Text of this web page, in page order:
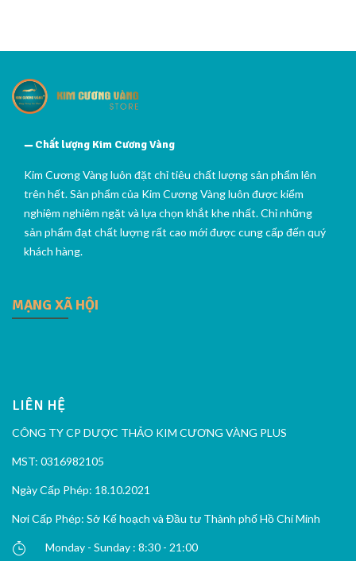
Chất lượng Kim Cương Vàng
Kim Cương Vàng luôn đặt chỉ tiêu chất lượng sản phẩm lên
trên hết. Sản phẩm của Kim Cương Vàng luôn được kiểm
nghiệm nghiêm ngặt và lựa chọn khắt khe nhất. Chỉ những
sản phẩm đạt chất lượng rất cao mới được cung cấp đến quý
khách hàng.
MẠNG XÃ HỘI
LIÊN HỆ
CÔNG TY CP DƯỢC THẢO KIM CƯƠNG VÀNG PLUS
MST: 0316982105
Ngày Cấp Phép: 18.10.2021
Nơi Cấp Phép: Sở Kế hoạch và Đầu tư Thành phố Hồ Chí Minh
Monday - Sunday : 8:30 - 21:00